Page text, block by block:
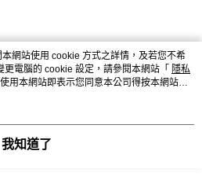
網站使用 cookie 方式之詳情，及若您不希
電腦的 cookie 設定，請參閱本網站「 隱私
用本網站即表示您同意本公司得按本網站使
我知道了